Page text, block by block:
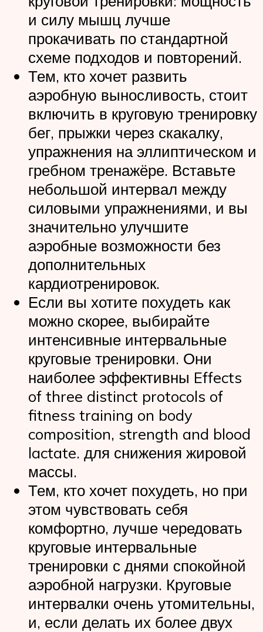
и силу мышц лучше
прокачивать по стандартной
схеме подходов и повторений.
Тем, кто хочет развить
аэробную выносливость, стоит
включить в круговую тренировку
бег, прыжки через скакалку,
упражнения на эллиптическом и
гребном тренажёре. Вставьте
небольшой интервал между
силовыми упражнениями, и вы
значительно улучшите
аэробные возможности без
дополнительных
кардиотренировок.
Если вы хотите похудеть как
можно скорее, выбирайте
интенсивные интервальные
круговые тренировки. Они
наиболее эффективны Effects
of three distinct protocols of
fitness training on body
composition, strength and blood
lactate. для снижения жировой
массы.
Тем, кто хочет похудеть, но при
этом чувствовать себя
комфортно, лучше чередовать
круговые интервальные
тренировки с днями спокойной
аэробной нагрузки. Круговые
интервалки очень утомительны,
и, если делать их более двух